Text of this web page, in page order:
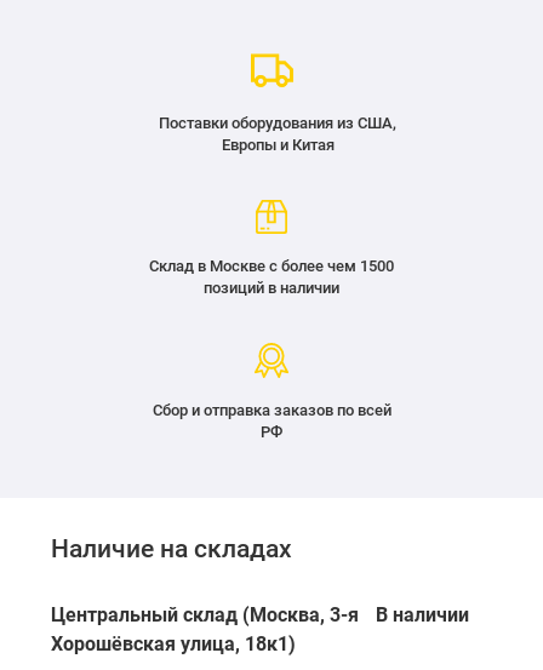
Поставки оборудования из США,
Европы и Китая
Склад в Москве с более чем 1500
позиций в наличии
Сбор и отправка заказов по всей
РФ
Наличие на складах
Центральный склад (Москва, 3-я
Хорошёвская улица, 18к1)
В наличии